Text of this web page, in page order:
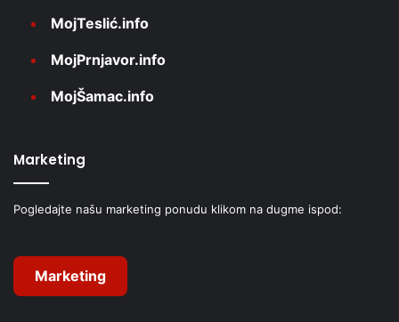
MojTeslić.info
MojPrnjavor.info
MojŠamac.info
Marketing
Pogledajte našu marketing ponudu klikom na dugme ispod:
Marketing